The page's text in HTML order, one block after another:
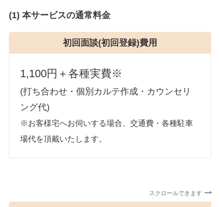
(1) 本サービスの通常料金
初回面談(初回登録)費用
1,100円＋各種実費※
(打ち合わせ・個別カルテ作成・カウンセリ
ング代)
※お客様宅へお伺いする場合、交通費・各種駐車
場代を頂戴いたします。
スクロールできます